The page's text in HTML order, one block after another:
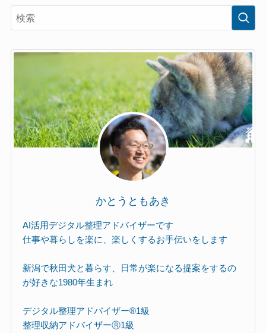
かとうともあき
AI活用デジタル整理アドバイザーです
仕事や暮らしを楽に、楽しくするお手伝いをします
新潟で秋田犬と暮らす、日常が楽になる提案をするの
が好きな1980年生まれ
デジタル整理アドバイザー®︎1級
整理収納アドバイザーⓇ1級